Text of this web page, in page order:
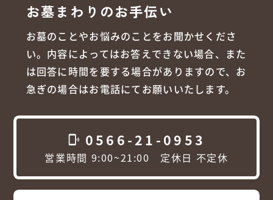
お墓まわりのお手伝い
お墓のことやお悩みのことをお聞かせくださ
い。内容によってはお答えできない場合、また
は回答に時間を要する場合がありますので、お
急ぎの場合はお電話にてお願いいたします。
phonelink_ring 0566-21-0953
営業時間 9:00~21:00 定休日 不定休